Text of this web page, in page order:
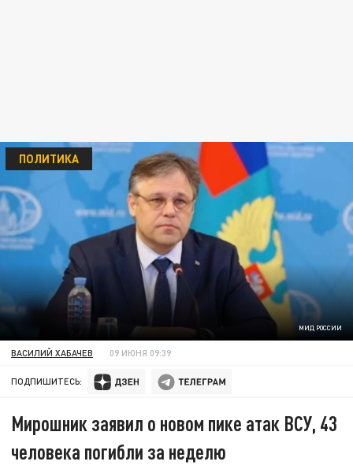
МИД РОССИИ
ПОЛИТИКА
ВАСИЛИЙ ХАБАЧЕВ 09 ИЮНЯ 09:39
ПОДПИШИТЕСЬ:
Мирошник заявил о новом пике атак ВСУ, 43
человека погибли за неделю